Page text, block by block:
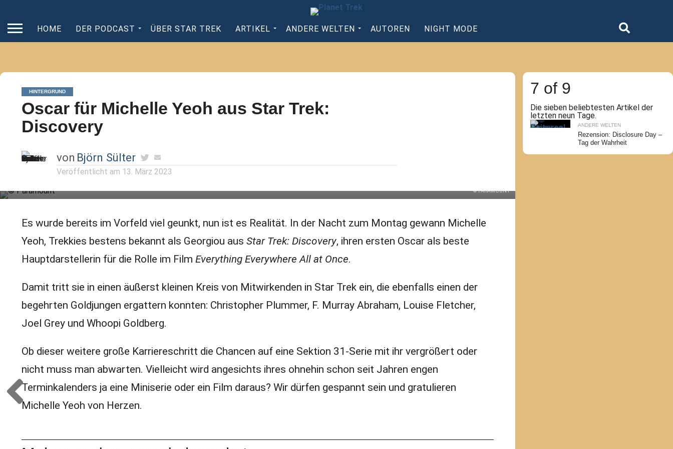
HOME DER PODCAST ÜBER STAR TREK ARTIKEL ANDERE WELTEN AUTOREN NIGHT MODE
HINTERGRUND
Oscar für Michelle Yeoh aus Star Trek:
Discovery
von Björn Sülter
Veröffentlicht am 13. März 2023
Michelle Yeoh gewinnt den Oscar und alle
© PARAMOUNT
Es wurde bereits im Vorfeld viel geunkt, nun ist es Realität. In der Nacht zum Montag gewann Michelle
Yeoh, Trekkies bestens bekannt als Georgiou aus Star Trek: Discovery, ihren ersten Oscar als beste
Hauptdarstellerin für die Rolle im Film Everything Everywhere All at Once.
Damit tritt sie in einen äußerst kleinen Kreis von Mitwirkenden in Star Trek ein, die ebenfalls einen der
begehrten Goldjungen ergattern konnten: Christopher Plummer, F. Murray Abraham, Louise Fletcher,
Joel Grey und Whoopi Goldberg.
Ob dieser weitere große Karriereschritt die Chancen auf eine Sektion 31-Serie mit ihr vergrößert oder
nicht muss man abwarten. Vielleicht wird angesichts ihres ohnehin schon seit Jahren engen
Terminkalenders ja eine Miniserie oder ein Film daraus? Wir dürfen gespannt sein und gratulieren
Michelle Yeoh von Herzen.
7 of 9
Die sieben beliebtesten Artikel der
letzten neun Tage.
ANDERE WELTEN
Rezension: Disclosure Day –
Tag der Wahrheit